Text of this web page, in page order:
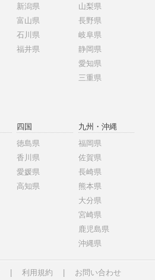
新潟県
富山県
石川県
福井県
山梨県
長野県
岐阜県
静岡県
愛知県
三重県
四国
徳島県
香川県
愛媛県
高知県
九州・沖縄
福岡県
佐賀県
長崎県
熊本県
大分県
宮崎県
鹿児島県
沖縄県
利用規約 お問い合わせ